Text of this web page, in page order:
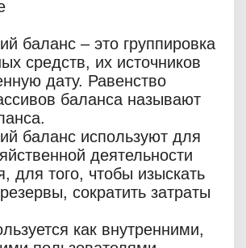
баланс – это группировка
средств, их источников
дату. Равенство
баланса называют
баланс используют для
деятельности
для того, чтобы изыскать
сократить затраты
как внутренними,